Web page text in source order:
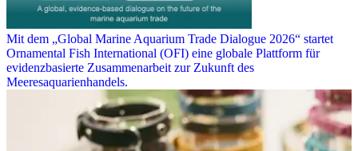
Mit dem „Global Marine Aquarium Trade Dialogue 2026“ startet
Ornamental Fish International (OFI) eine globale Plattform für
evidenzbasierte Zusammenarbeit zur Zukunft des
Meeresaquarienhandels.